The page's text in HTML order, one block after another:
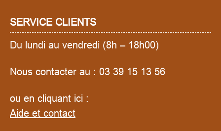
SERVICE CLIENTS
Du lundi au vendredi (8h – 18h00)
Nous contacter au : 03 39 15 13 56
ou en cliquant ici :
Aide et contact